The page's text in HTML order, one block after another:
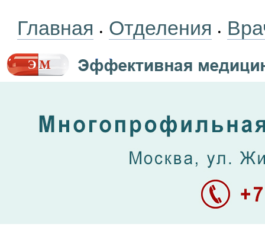
Главная • Отделения •